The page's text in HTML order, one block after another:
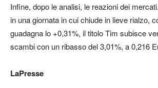
Infine, dopo le analisi, le reazioni dei
in una giornata in cui chiude in lieve rialzo,
guadagna lo +0,31%, il titolo Tim subisce
scambi con un ribasso del 3,01%, a 0,216
LaPresse